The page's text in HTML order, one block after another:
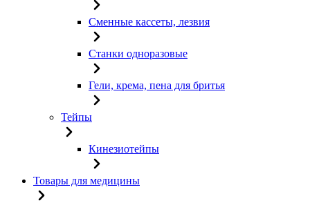
Сменные кассеты, лезвия
Станки одноразовые
Гели, крема, пена для бритья
Тейпы
Кинезиотейпы
Товары для медицины